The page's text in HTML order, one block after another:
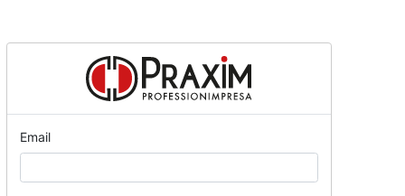
Email